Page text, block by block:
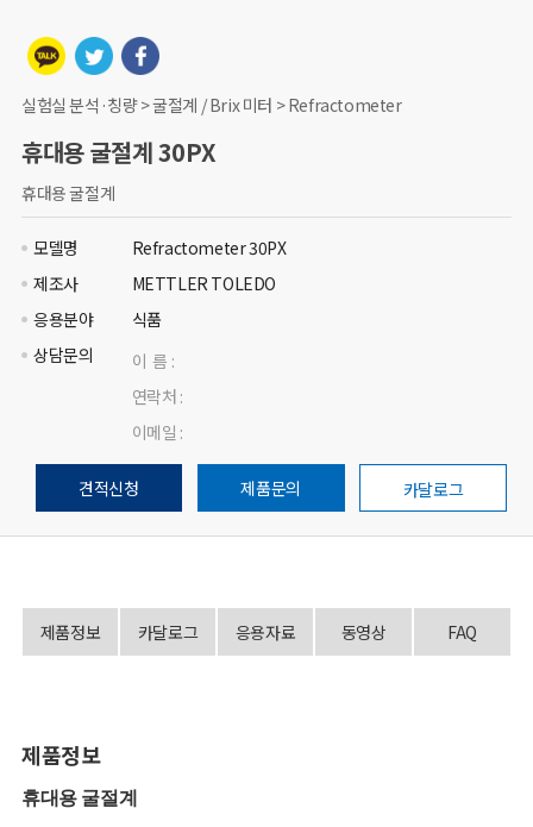
실험실 분석·칭량 > 굴절계 / Brix 미터 > Refractometer
휴대용 굴절계 30PX
휴대용 굴절계
모델명
Refractometer 30PX
제조사
METTLER TOLEDO
응용분야
식품
상담문의
이 름 :
연락처 :
이메일 :
견적신청 제품문의 카달로그
제품정보 카달로그 응용자료 동영상 FAQ
제품정보
휴대용 굴절계